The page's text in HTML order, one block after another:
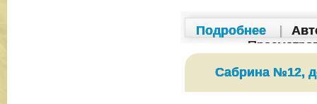
Подробнее
Сабрина №12,